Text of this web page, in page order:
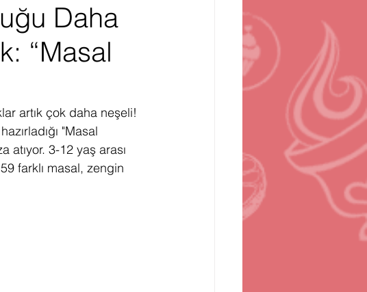
Çin Bilgisayar Oyunları
Daha
“Masal
artık çok daha neşeli!
"Masal
atıyor. 3-12 yaş arası
farklı masal, zengin